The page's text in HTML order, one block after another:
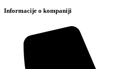
Informacije o kompaniji